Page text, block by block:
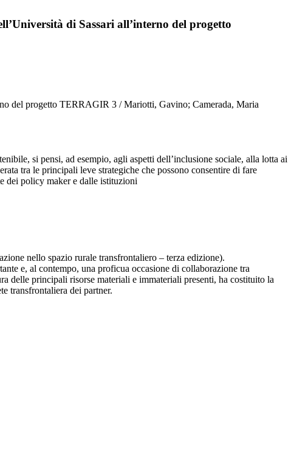
di Sassari all’interno del progetto
del progetto TERRAGIR 3 / Mariotti, Gavino; Camerada, Maria
si pensi, ad esempio, agli aspetti dell’inclusione sociale, alla lotta ai
tra le principali leve strategiche che possono consentire di fare
dei policy maker e dalle istituzioni
nello spazio rurale transfrontaliero – terza edizione).
e, al contempo, una proficua occasione di collaborazione tra
delle principali risorse materiali e immateriali presenti, ha costituito la
transfrontaliera dei partner.